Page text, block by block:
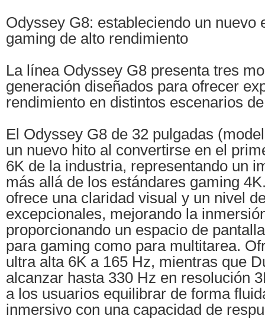
Odyssey G8: estableciendo un nuevo
gaming de alto rendimiento
La línea Odyssey G8 presenta tres
generación diseñados para ofrecer
rendimiento en distintos escenarios
El Odyssey G8 de 32 pulgadas
un nuevo hito al convertirse en el
6K de la industria, representando un
más allá de los estándares gaming
ofrece una claridad visual y un nivel
excepcionales, mejorando la
proporcionando un espacio de
para gaming como para multitarea.
ultra alta 6K a 165 Hz, mientras que
alcanzar hasta 330 Hz en resolución
a los usuarios equilibrar de forma
inmersivo con una capacidad de